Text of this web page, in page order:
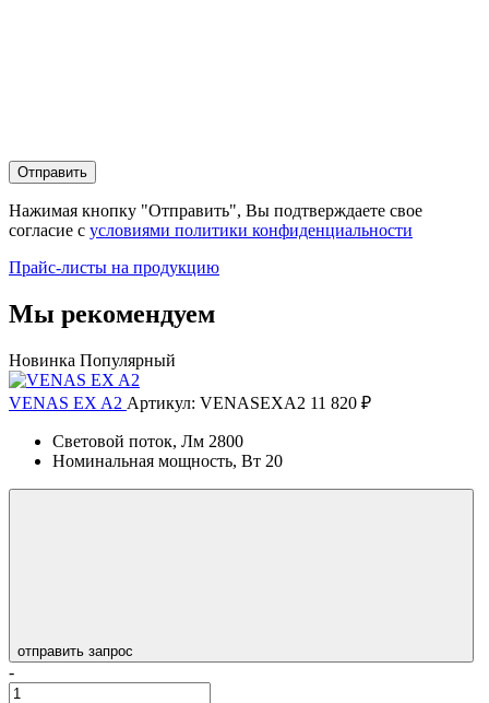
Отправить
Нажимая кнопку "Отправить", Вы подтверждаете свое
согласие с условиями политики конфиденциальности
Прайс-листы на продукцию
Мы рекомендуем
Новинка Популярный
VENAS EX A2 Артикул: VENASEXA2 11 820 ₽
Световой поток, Лм 2800
Номинальная мощность, Вт 20
отправить запрос
-